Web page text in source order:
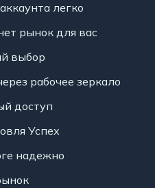
легко
рынок для вас
выбор
рабочее зеркало
доступ
Успех
надежно